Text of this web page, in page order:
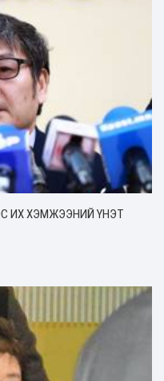
ИХ ХЭМЖЭЭНИЙ ҮНЭТ